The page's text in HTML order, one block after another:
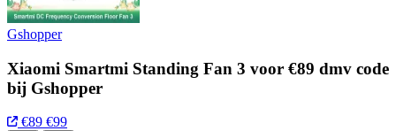
Gshopper
Xiaomi Smartmi Standing Fan 3 voor €89 dmv code
bij Gshopper
€89 €99